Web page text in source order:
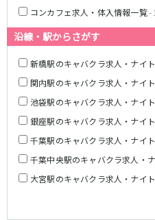
コンカフェ求人・体入情報一覧-
沿線・駅からさがす
新橋駅のキャバクラ求人・ナイ
関内駅のキャバクラ求人・ナイ
池袋駅のキャバクラ求人・ナイ
銀座駅のキャバクラ求人・ナイ
千葉駅のキャバクラ求人・ナイ
千葉中央駅のキャバクラ求人・
大宮駅のキャバクラ求人・ナイ
JR青梅線
立川駅
小
河辺駅
福
東武東上線
池袋駅
川
川越市駅
成